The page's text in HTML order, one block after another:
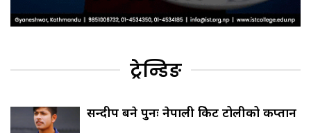
ट्रेन्डिङ
सन्दीप बने पुनः नेपाली क्रिकेट टोलीको कप्तान